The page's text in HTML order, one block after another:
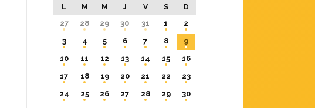
L M M J V S D
27 28 29 30 31 1
2
3
4 5 6 7 8
9
10
11 12 13 14 15
16
17
18 19 20 21 22
23
24
25 26 27 28 29
30